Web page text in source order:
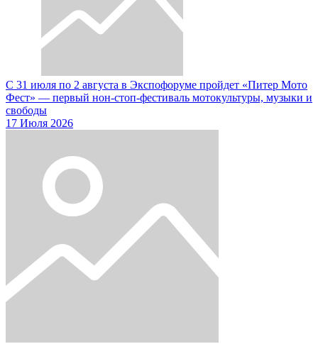
С 31 июля по 2 августа в Экспофоруме пройдет «Питер Мото
Фест» — первый нон-стоп-фестиваль мотокультуры, музыки и
свободы
17 Июля 2026